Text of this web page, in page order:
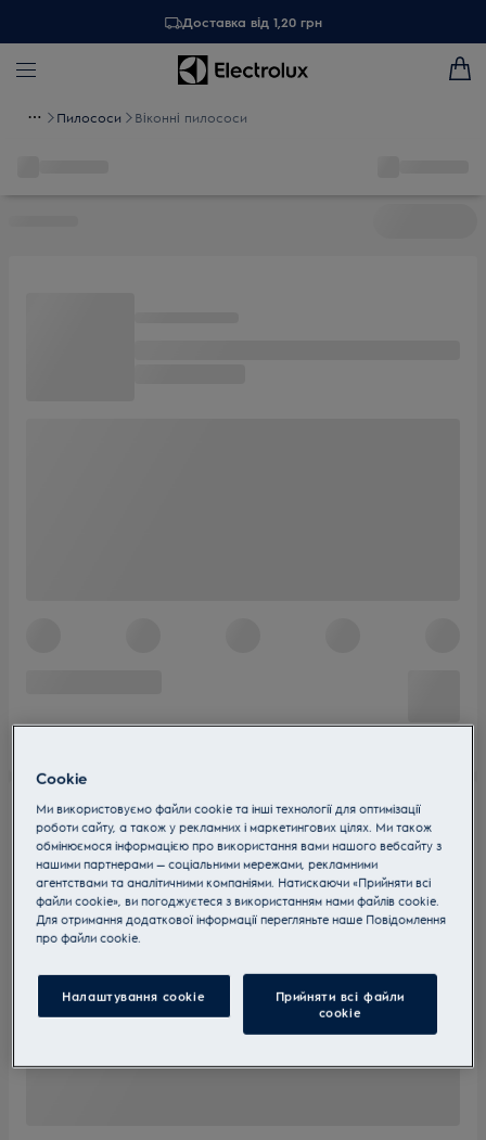
Доставка від 1,20 грн
Пилососи Віконні пилососи
Cookie
Ми використовуємо файли cookie та інші технології для оптимізації
роботи сайту, а також у рекламних і маркетингових цілях. Ми також
обмінюємося інформацією про використання вами нашого вебсайту з
нашими партнерами — соціальними мережами, рекламними
агентствами та аналітичними компаніями. Натискаючи «Прийняти всі
файли cookie», ви погоджуєтеся з використанням нами файлів cookie.
Для отримання додаткової інформації перегляньте наше Пoвідомлення
прo файли cookie.
Налаштування cookie
Прийняти всі файли
сookie